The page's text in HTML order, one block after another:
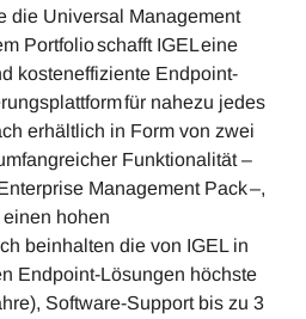
die Universal Management
Portfolio schafft IGEL eine
kosteneffiziente Endpoint-
für nahezu jedes
erhältlich in Form von zwei
Funktionalität –
Management Pack –,
hohen
beinhalten die von IGEL in
Endpoint-Lösungen höchste
Software-Support bis zu 3